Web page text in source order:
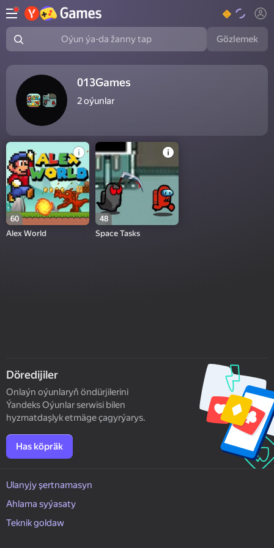
Oýun ýa-da žanny tap Gözlemek
013Games
2oýunlar
60
Alex World
48
Space Tasks
Döredijiler
Onlaýn oýunlaryň öndürjilerini
Ýandeks Oýunlar serwisi bilen
hyzmatdaşlyk etmäge çagyrýarys.
Has köpräk
Ulanyjy şertnamasyn
Ahlama syýasaty
Teknik goldaw